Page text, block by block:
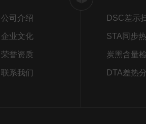
公司介绍
企业文化
荣誉资质
联系我们
炭黑含量
DTA差热